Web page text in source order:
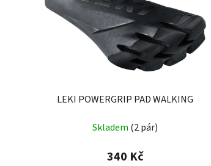
LEKI POWERGRIP PAD WALKING
Skladem (2 pár)
340 Kč